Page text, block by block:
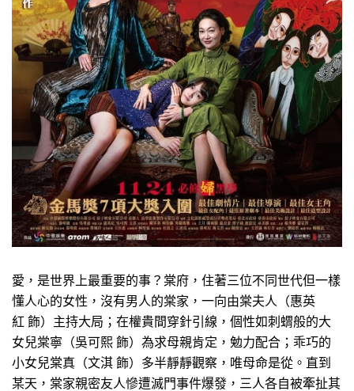
愛，是世界上最重要的事？棠府，住著三位不同世代但一樣
懂人心的女性，沒有男人的棠家，一向由棠夫人（惠英
紅 飾）主持大局；在權貴間穿針引線，個性如刺蝟般的大
女兒棠寧（吳可熙 飾）為求母親肯定，勉力配合；乖巧的
小女兒棠真（文淇 飾）多半靜靜觀察，唯母命是從。直到
某天，棠家親密友人慘遭滅門事件爆發，三人各自被牽扯其